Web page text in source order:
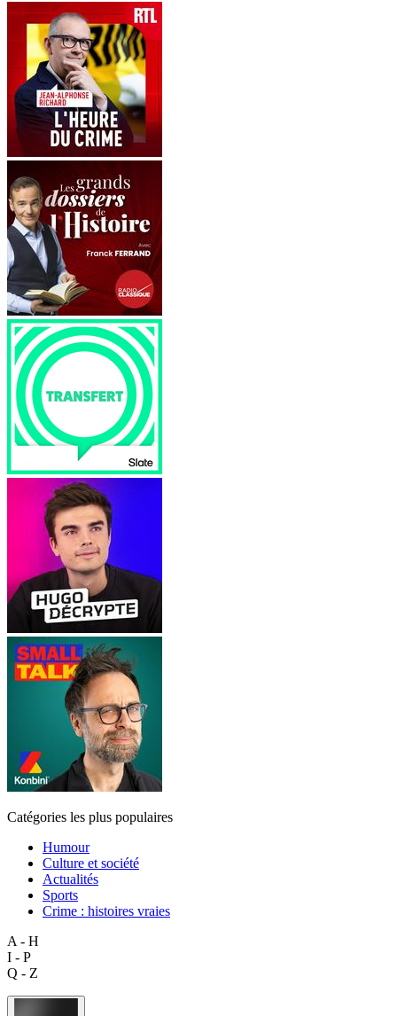
Catégories les plus populaires
Humour
Culture et société
Actualités
Sports
Crime : histoires vraies
A - H
I - P
Q - Z